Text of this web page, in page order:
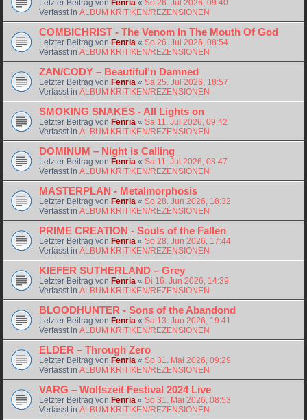
Letzter Beitrag von Fenria « So 26. Jul 2026, 09:40
Verfasst in ALBUM KRITIKEN/REZENSIONEN
COMBICHRIST - The Venom In The Mouth Of God
Letzter Beitrag von Fenria « So 26. Jul 2026, 08:54
Verfasst in ALBUM KRITIKEN/REZENSIONEN
ZAN/CODY – Beautiful’n Damned
Letzter Beitrag von Fenria « Sa 25. Jul 2026, 18:57
Verfasst in ALBUM KRITIKEN/REZENSIONEN
SMOKING SNAKES - All Lights on
Letzter Beitrag von Fenria « Sa 11. Jul 2026, 09:42
Verfasst in ALBUM KRITIKEN/REZENSIONEN
DOMINUM – Night is Calling
Letzter Beitrag von Fenria « Sa 11. Jul 2026, 08:47
Verfasst in ALBUM KRITIKEN/REZENSIONEN
MASTERPLAN - Metalmorphosis
Letzter Beitrag von Fenria « So 28. Jun 2026, 18:32
Verfasst in ALBUM KRITIKEN/REZENSIONEN
PRIME CREATION - Souls of the Fallen
Letzter Beitrag von Fenria « So 28. Jun 2026, 17:44
Verfasst in ALBUM KRITIKEN/REZENSIONEN
KIEFER SUTHERLAND – Grey
Letzter Beitrag von Fenria « Di 16. Jun 2026, 14:39
Verfasst in ALBUM KRITIKEN/REZENSIONEN
BLOODHUNTER - Sons of the Abandond
Letzter Beitrag von Fenria « Sa 13. Jun 2026, 19:41
Verfasst in ALBUM KRITIKEN/REZENSIONEN
ELDER – Through Zero
Letzter Beitrag von Fenria « So 31. Mai 2026, 09:29
Verfasst in ALBUM KRITIKEN/REZENSIONEN
VARG – Wolfszeit Festival 2024 Live
Letzter Beitrag von Fenria « So 31. Mai 2026, 08:53
Verfasst in ALBUM KRITIKEN/REZENSIONEN